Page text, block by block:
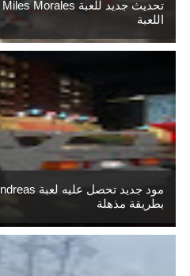
اللعبة
بطريقة مذهلة